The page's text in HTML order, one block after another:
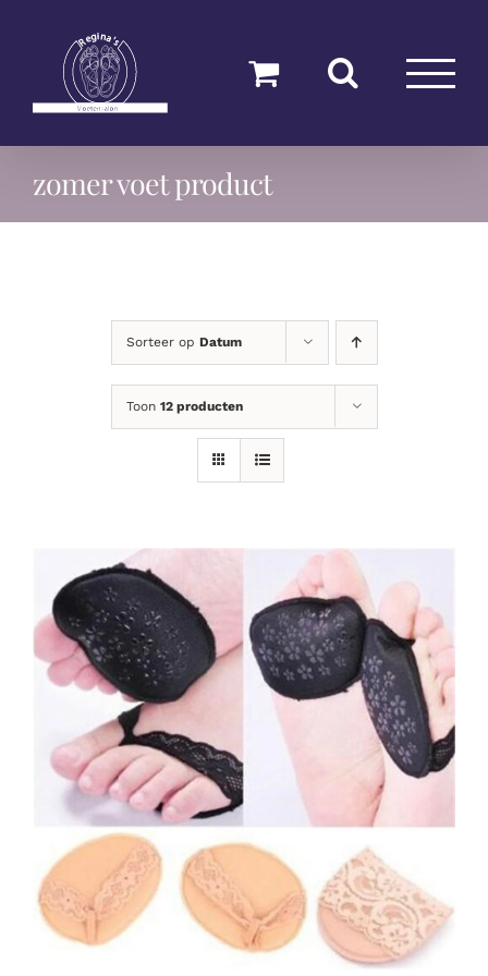
zomer voet product
Sorteer op Datum
Toon 12 producten